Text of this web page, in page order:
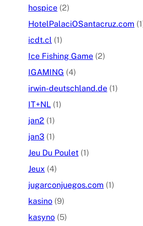
hospice (2)
HotelPalaciOSantacruz.com
icdt.cl (1)
Ice Fishing Game (2)
IGAMING (4)
irwin-deutschland.de (1)
IT+NL (1)
jan2 (1)
jan3 (1)
Jeu Du Poulet (1)
Jeux (4)
jugarconjuegos.com (1)
kasino (9)
kasyno (5)